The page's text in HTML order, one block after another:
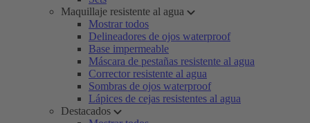
Maquillaje resistente al agua
Mostrar todos
Delineadores de ojos waterproof
Base impermeable
Máscara de pestañas resistente al agua
Corrector resistente al agua
Sombras de ojos waterproof
Lápices de cejas resistentes al agua
Destacados